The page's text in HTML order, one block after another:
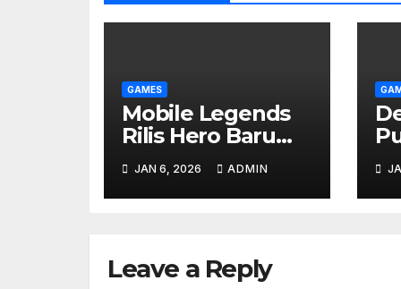
GAMES
Mobile Legends
Rilis Hero Baru
Bertema
Nusantara –
Netizen Ramai
JAN 6, 2026 ADMIN
Leave a Reply